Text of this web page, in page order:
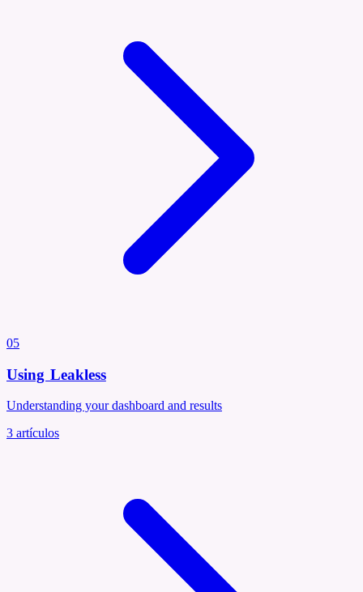
05
Using Leakless
Understanding your dashboard and results
3 artículos